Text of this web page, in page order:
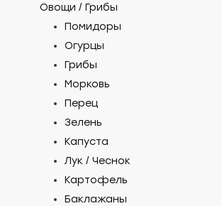
Овощи / Грибы
Помидоры
Огурцы
Грибы
Морковь
Перец
Зелень
Капуста
Лук / Чеснок
Картофель
Баклажаны